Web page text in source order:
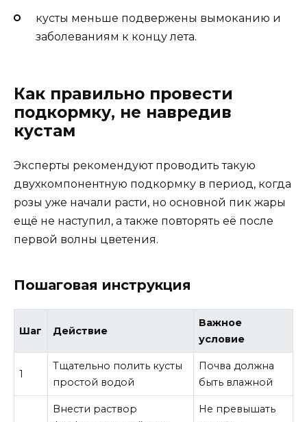
кусты меньше подвержены вымоканию и
заболеваниям к концу лета.
Как правильно провести
подкормку, не навредив
кустам
Эксперты рекомендуют проводить такую
двухкомпонентную подкормку в период, когда
розы уже начали расти, но основной пик жары
ещё не наступил, а также повторять её после
первой волны цветения.
Пошаговая инструкция
Шаг Действие
Важное
условие
1
Тщательно полить кусты
простой водой
Почва должна
быть влажной
Внести раствор
Не превышать